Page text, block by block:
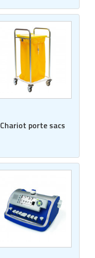
Chariot porte sacs